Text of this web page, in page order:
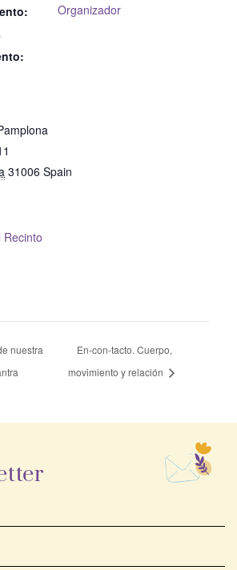
31006 Spain
Recinto
Organizador
nuestra
En-con-tacto. Cuerpo,
movimiento y relación